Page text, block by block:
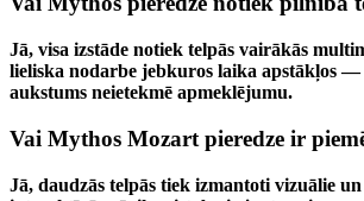
Jā, visa izstāde notiek telpās vairākās
lieliska nodarbe jebkuros laika apstākļos —
aukstums neietekmē apmeklējumu.
Vai Mythos Mozart pieredze ir
Jā, daudzās telpās tiek izmantoti vizuālie